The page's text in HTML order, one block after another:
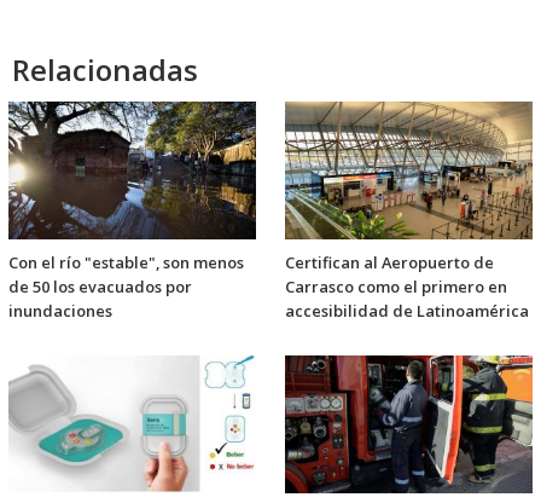
Relacionadas
Con el río "estable", son menos
de 50 los evacuados por
inundaciones
Certifican al Aeropuerto de
Carrasco como el primero en
accesibilidad de Latinoamérica